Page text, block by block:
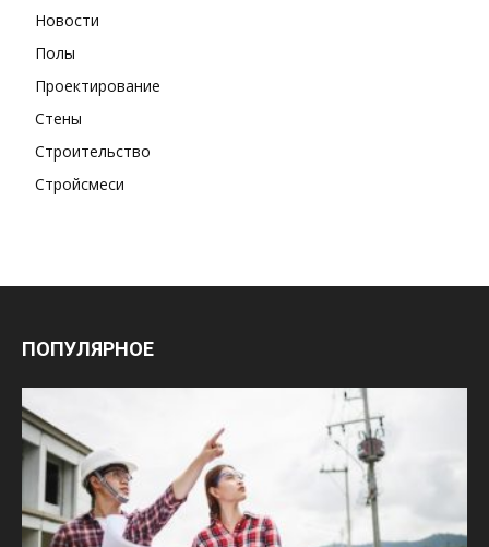
Новости
Полы
Проектирование
Стены
Строительство
Стройсмеси
ПОПУЛЯРНОЕ